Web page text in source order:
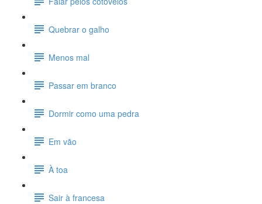
Quebrar o galho
Menos mal
Passar em branco
Dormir como uma pedra
Em vão
À toa
Sair à francesa